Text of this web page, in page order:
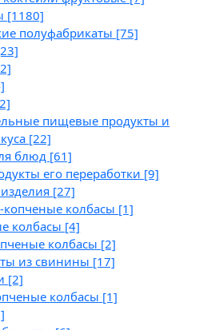
[1180]
полуфабрикаты [75]
пищевые продукты и
[22]
блюд [61]
его переработки [9]
[27]
копченые колбасы [1]
колбасы [4]
колбасы [2]
из свинины [17]
[2]
колбасы [1]